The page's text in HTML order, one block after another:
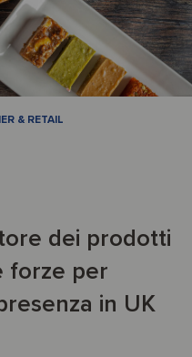
& RETAIL
dei prodotti
forze per
in UK